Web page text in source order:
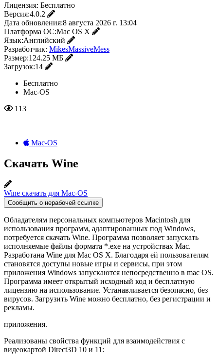
Лицензия: Бесплатно
Версия:4.0.2
Дата обновления:8 августа 2026 г. 13:04
Платформа ОС:Mac OS X
Язык:Английский
Разработчик: MikesMassiveMess
Размер:124.25 МБ
Загрузок:14
Бесплатно
Mac-OS
113
Mac-OS
Скачать Wine
Wine скачать для Mac-OS
Сообщить о нерабочей ссылке
Обладателям персональных компьютеров Macintosh для
использования программ, адаптированных под Windows,
потребуется скачать Wine. Программа позволяет запускать
исполняемые файлы формата *.exe на устройствах Mac.
Разработана Wine для Mac OS X. Благодаря ей пользователям
становятся доступы новые игры и сервисы, при этом
приложения Windows запускаются непосредственно в mac OS.
Программа имеет открытый исходный код и бесплатную
лицензию на использование. Устанавливается безопасно, без
вирусов. Загрузить Wine можно бесплатно, без регистрации и
рекламы.
приложения.
Реализованы свойства функций для взаимодействия с
видеокартой Direct3D 10 и 11: